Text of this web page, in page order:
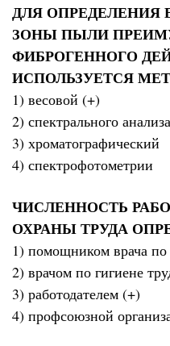
ДЛЯ ОПРЕДЕЛЕНИЯ
ЗОНЫ ПЫЛИ
ФИБРОГЕННОГО
ИСПОЛЬЗУЕТСЯ
1) весовой (+)
2) спектрального анализа
3) хроматографический
4) спектрофотометрии
ЧИСЛЕННОСТЬ
ОХРАНЫ ТРУДА
1) помощником врача по
2) врачом по гигиене
3) работодателем (+)
4) профсоюзной